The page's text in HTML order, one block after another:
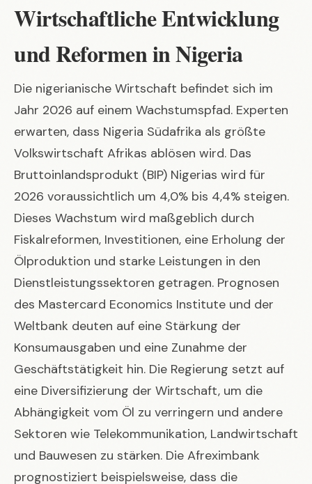
Wirtschaftliche Entwicklung
und Reformen in Nigeria
Die nigerianische Wirtschaft befindet sich im
Jahr 2026 auf einem Wachstumspfad. Experten
erwarten, dass Nigeria Südafrika als größte
Volkswirtschaft Afrikas ablösen wird. Das
Bruttoinlandsprodukt (BIP) Nigerias wird für
2026 voraussichtlich um 4,0% bis 4,4% steigen.
Dieses Wachstum wird maßgeblich durch
Fiskalreformen, Investitionen, eine Erholung der
Ölproduktion und starke Leistungen in den
Dienstleistungssektoren getragen. Prognosen
des Mastercard Economics Institute und der
Weltbank deuten auf eine Stärkung der
Konsumausgaben und eine Zunahme der
Geschäftstätigkeit hin. Die Regierung setzt auf
eine Diversifizierung der Wirtschaft, um die
Abhängigkeit vom Öl zu verringern und andere
Sektoren wie Telekommunikation, Landwirtschaft
und Bauwesen zu stärken. Die Afreximbank
prognostiziert beispielsweise, dass die